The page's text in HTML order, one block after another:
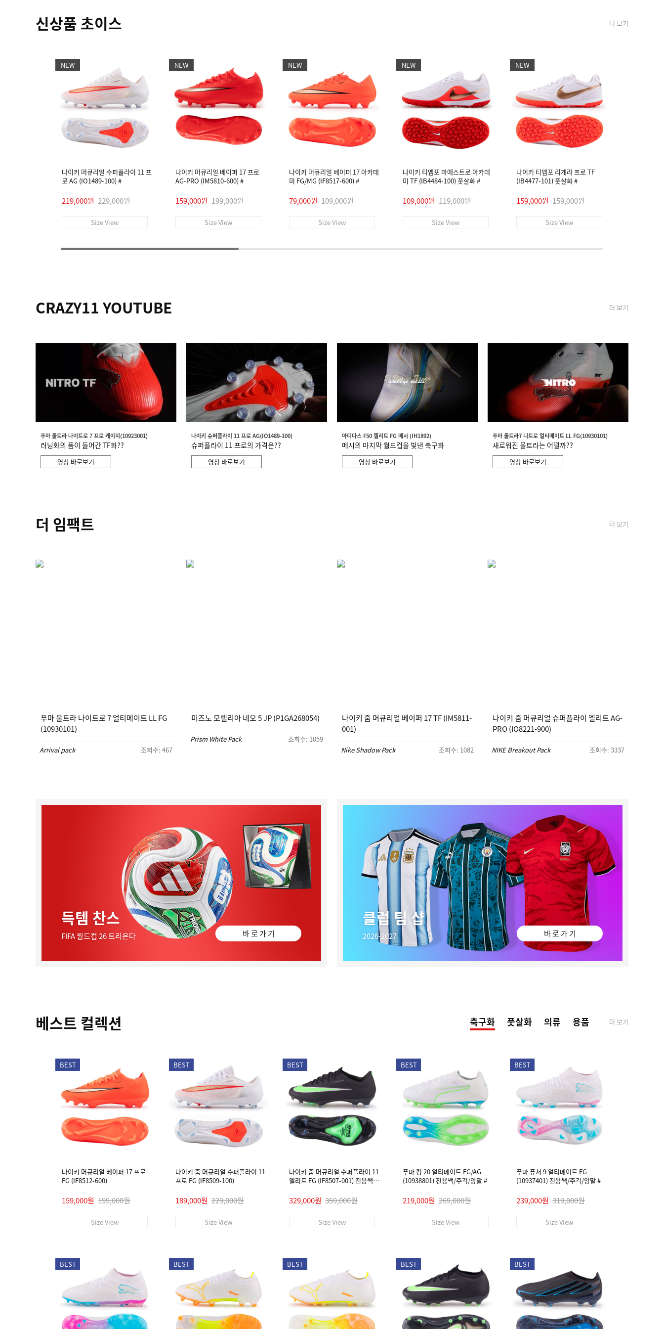
신상품 초이스 더 보기
NEW
나이키 머큐리얼 수퍼플라이 11 프
로 AG (IO1489-100) #
219,000원 229,000원
Size View
NEW
나이키 머큐리얼 베이퍼 17 프로
AG-PRO (IM5810-600) #
159,000원 199,000원
Size View
NEW
나이키 머큐리얼 베이퍼 17 아카데
미 FG/MG (IF8517-600) #
79,000원 109,000원
Size View
NEW
나이키 티엠포 마에스트로 아카데
미 TF (IB4484-100) 풋살화 #
109,000원 119,000원
Size View
NEW
나이키 티엠포 리게라 프로 TF
(IB4477-101) 풋살화 #
159,000원 159,000원
Size View
CRAZY11 YOUTUBE 더 보기
푸마 울트라 나이트로 7 프로 케이지(10923001)
러닝화의 폼이 들어간 TF화??
영상 바로보기
나이키 슈퍼플라이 11 프로 AG(IO1489-100)
슈퍼플라이 11 프로의 가격은??
영상 바로보기
아디다스 F50 엘리트 FG 메시 (IH1892)
메시의 마지막 월드컵을 빛낸 축구화
영상 바로보기
푸마 울트라7 니트로 얼티메이트 LL FG(10930101)
새로워진 울트라는 어떨까??
영상 바로보기
더 임팩트 더 보기
푸마 울트라 나이트로 7 얼티메이트 LL FG
(10930101)
Arrival pack 조회수: 467
미즈노 모렐리아 네오 5 JP (P1GA268054)
Prism White Pack 조회수: 1059
나이키 줌 머큐리얼 베이퍼 17 TF (IM5811-
001)
Nike Shadow Pack 조회수: 1082
나이키 줌 머큐리얼 슈퍼플라이 엘리트 AG-
PRO (IO8221-900)
NIKE Breakout Pack 조회수: 3337
득템 찬스
FIFA 월드컵 26 트리온다 바 로 가 기
클럽 팀 샵
2026-2027 바 로 가 기
베스트 컬렉션 축구화 풋살화 의류 용품 더 보기
BEST
나이키 머큐리얼 베이퍼 17 프로
FG (IF8512-600)
159,000원 199,000원
Size View
BEST
나이키 줌 머큐리얼 수퍼플라이 11
프로 FG (IF8509-100)
189,000원 229,000원
Size View
BEST
나이키 줌 머큐리얼 수퍼플라이 11
엘리트 FG (IF8507-001) 전용쌕/
329,000원 359,000원
Size View
BEST
푸마 킹 20 얼티메이트 FG/AG
(10938801) 전용쌕/주걱/양말 #
219,000원 269,000원
Size View
BEST
푸마 퓨처 9 얼티메이트 FG
(10937401) 전용쌕/주걱/양말 #
239,000원 319,000원
Size View
BEST BEST BEST BEST BEST